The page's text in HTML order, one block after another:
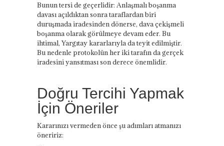
Bunun tersi de geçerlidir: Anlaşmalı boşanma
davası açıldıktan sonra taraflardan biri
duruşmada iradesinden dönerse, dava çekişmeli
boşanma olarak görülmeye devam eder. Bu
ihtimal, Yargıtay kararlarıyla da teyit edilmiştir.
Bu nedenle protokolün her iki tarafın da gerçek
iradesini yansıtması son derece önemlidir.
Doğru Tercihi Yapmak
İçin Öneriler
Kararınızı vermeden önce şu adımları atmanızı
öneririz: